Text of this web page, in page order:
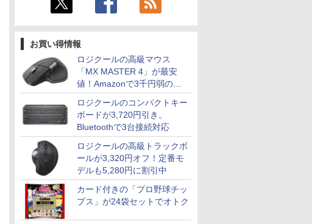
お買い得情報
ロジクールの高級マウス
「MX MASTER 4」が最安
値！Amazonで3千円弱の割
引
ロジクールのコンパクトキー
ボードが3,720円引き。
Bluetoothで3台接続対応
ロジクールの高級トラックボ
ールが3,320円オフ！定番モ
デルも5,280円に割引中
カード付きの「プロ野球チッ
プス」が24袋セットでオトク